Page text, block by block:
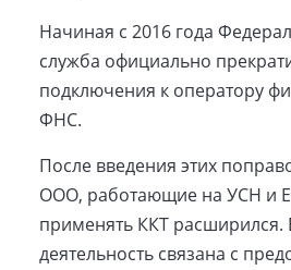
Начиная с 2016 года
служба официально
подключения к оператору
ФНС.
После введения этих
ООО, работающие на УСН и
применять ККТ расширился.
деятельность связана с